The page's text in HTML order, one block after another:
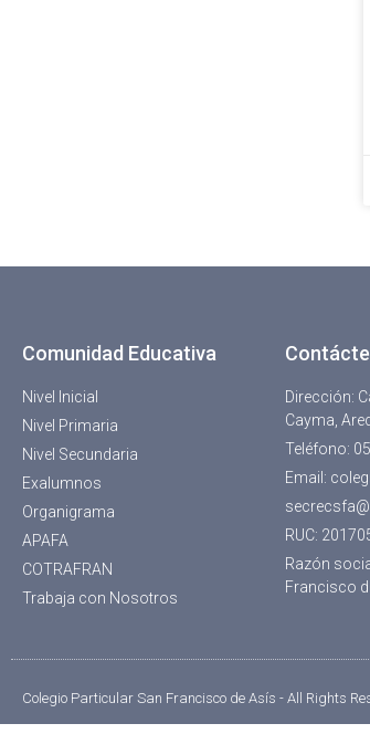
Comunidad Educativa
Nivel Inicial
Nivel Primaria
Nivel Secundaria
Exalumnos
Organigrama
APAFA
COTRAFRAN
Trabaja con Nosotros
Dirección:
Cayma,
Teléfono:
Email:
RUC:
Razón
Francisco
Colegio Particular San Francisco de Asís - All Rights